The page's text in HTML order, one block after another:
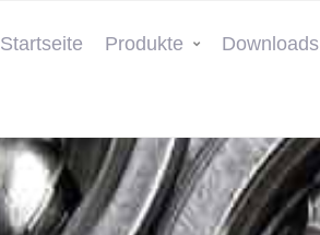
Startseite Produkte Downloads